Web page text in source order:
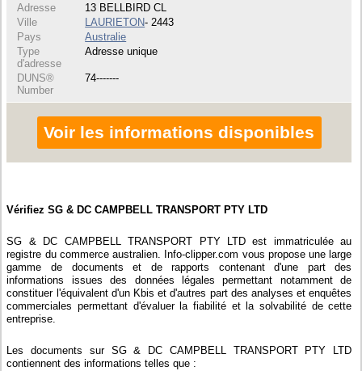
Adresse
13 BELLBIRD CL
Ville
LAURIETON- 2443
Pays
Australie
Type
d'adresse
Adresse unique
DUNS®
Number
74-------
Voir les informations disponibles
Vérifiez SG & DC CAMPBELL TRANSPORT PTY LTD
SG & DC CAMPBELL TRANSPORT PTY LTD est immatriculée au
registre du commerce australien. Info-clipper.com vous propose une large
gamme de documents et de rapports contenant d'une part des
informations issues des données légales permettant notamment de
constituer l'équivalent d'un Kbis et d'autres part des analyses et enquêtes
commerciales permettant d'évaluer la fiabilité et la solvabilité de cette
entreprise.
Les documents sur SG & DC CAMPBELL TRANSPORT PTY LTD
contiennent des informations telles que :